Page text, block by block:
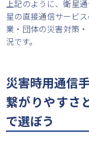
上記のように、衛星
星の直接通信サービ
業・団体の災害対策
況です。
災害時用通信手
繋がりやすさ
で選ぼう